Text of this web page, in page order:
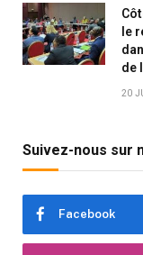
le
de
20
Suivez-nous sur
Facebook